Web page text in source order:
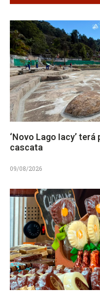
‘Novo Lago Iacy’
cascata
09/08/2026